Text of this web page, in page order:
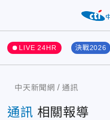
LIVE 24HR 決戰2026
中天新聞網 通訊
通訊 相關報導